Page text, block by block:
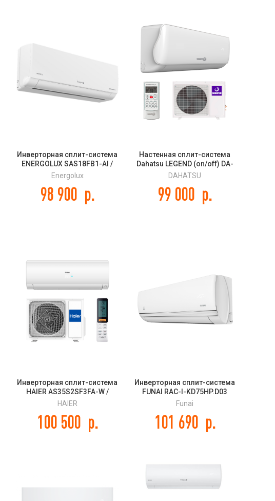
Инверторная сплит-система
ENERGOLUX SAS18FB1-AI /
SAU18FB1-AI Baden DC
Inverter
Energolux
98 900 р.
Настенная сплит-система
Dahatsu LEGEND (on/off) DA-
36H
DAHATSU
99 000 р.
Инверторная сплит-система
HAIER AS35S2SF3FA-W /
1U35S2SM4FA FLEXIS HEAT
HAIER
100 500 р.
Инверторная сплит-система
FUNAI RAC-I-KD75HP.D03
KADZOKU Inverter 2025
Funai
101 690 р.